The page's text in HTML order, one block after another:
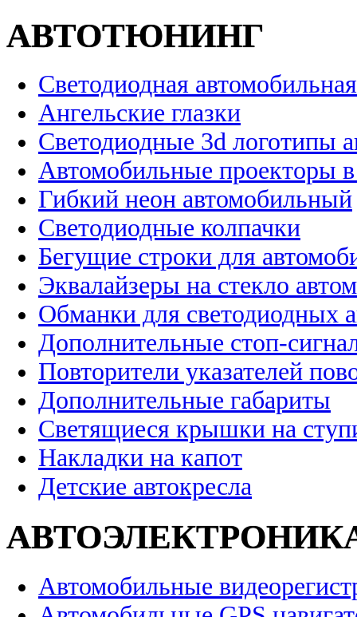
АВТОТЮНИНГ
Светодиодная
Ангельские глазки
Светодиодные 3d логотипы
Автомобильные проекторы
Гибкий неон автомобильный
Светодиодные колпачки
Бегущие строки для
Эквалайзеры на стекло
Обманки для светодиодных
Дополнительные стоп-
Повторители указателей
Дополнительные габариты
Светящиеся крышки на
Накладки на капот
Детские автокресла
Автомобильные